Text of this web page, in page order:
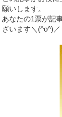
願いします。
あなたの1票が記
ざいます＼(^o^)／